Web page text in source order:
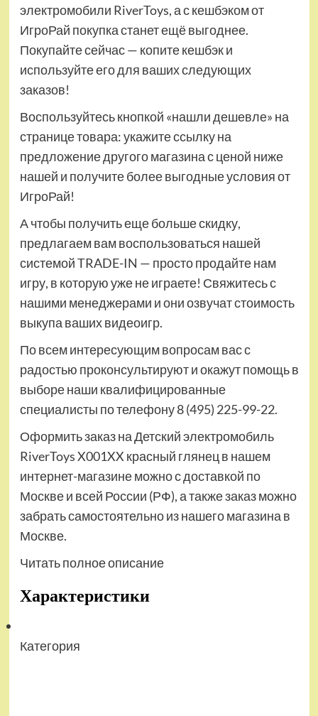
электромобили RiverToys, а с кешбэком от
ИгроРай покупка станет ещё выгоднее.
Покупайте сейчас — копите кешбэк и
используйте его для ваших следующих
заказов!
Воспользуйтесь кнопкой «нашли дешевле» на
странице товара: укажите ссылку на
предложение другого магазина с ценой ниже
нашей и получите более выгодные условия от
ИгроРай!
А чтобы получить еще больше скидку,
предлагаем вам воспользоваться нашей
системой TRADE-IN — просто продайте нам
игру, в которую уже не играете! Свяжитесь с
нашими менеджерами и они озвучат стоимость
выкупа ваших видеоигр.
По всем интересующим вопросам вас с
радостью проконсультируют и окажут помощь в
выборе наши квалифицированные
специалисты по телефону 8 (495) 225-99-22.
Оформить заказ на Детский электромобиль
RiverToys X001XX красный глянец в нашем
интернет-магазине можно с доставкой по
Москве и всей России (РФ), а также заказ можно
забрать самостоятельно из нашего магазина в
Москве.
Читать полное описание
Характеристики
Категория